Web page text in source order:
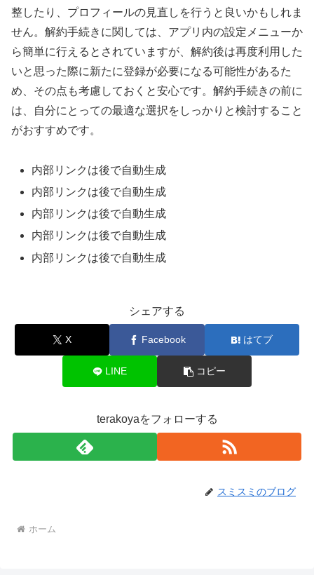
整したり、プロフィールの見直しを行うと良いかもしれま
せん。解約手続きに関しては、アプリ内の設定メニューか
ら簡単に行えるとされていますが、解約後は再度利用した
いと思った際に新たに登録が必要になる可能性があるた
め、その点も考慮しておくと安心です。解約手続きの前に
は、自分にとっての最適な選択をしっかりと検討すること
がおすすめです。
内部リンクは後で自動生成
内部リンクは後で自動生成
内部リンクは後で自動生成
内部リンクは後で自動生成
内部リンクは後で自動生成
シェアする
X Facebook はてブ
LINE コピー
terakoyaをフォローする
スミスミのブログ
ホーム